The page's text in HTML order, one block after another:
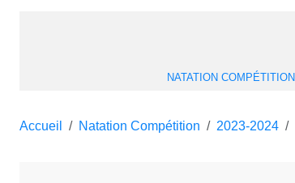
NATATION COMPÉTITION
Accueil Natation Compétition 2023-2024